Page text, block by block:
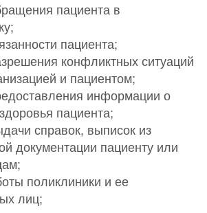
пациента в
пациента;
конфликтных ситуаций
и пациентом;
информации о
пациента;
справок, выписок из
документации пациенту или
поликлиники и ее
лиц;